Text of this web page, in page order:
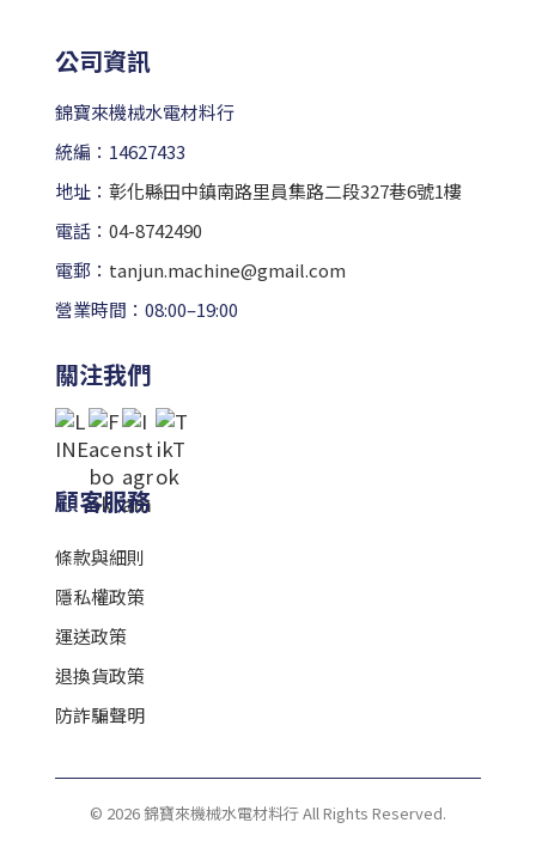
公司資訊
錦寶來機械水電材料行
統編：14627433
地址： 彰化縣田中鎮南路里員集路二段327巷6號1樓
電話： 04-8742490
電郵： tanjun.machine@gmail.com
營業時間：08:00–19:00
關注我們
顧客服務
條款與細則
隱私權政策
運送政策
退換貨政策
防詐騙聲明
© 2026 錦寶來機械水電材料行 All Rights Reserved.